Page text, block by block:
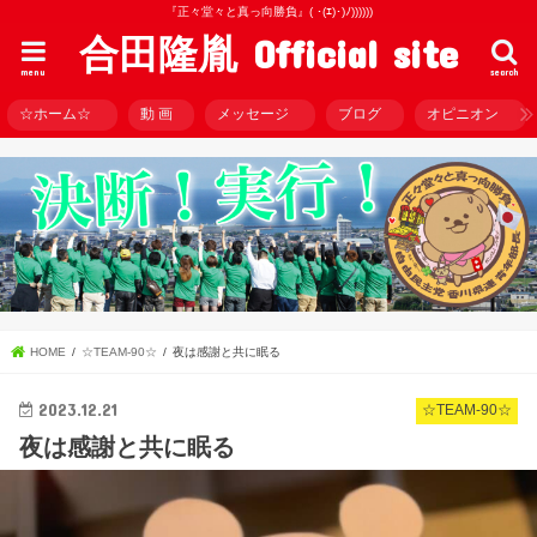
『正々堂々と真っ向勝負』( ･(ｴ)･)ﾉ))))))
合田隆胤 Official site search
menu
☆ホーム☆ 動 画 メッセージ ブログ オピニオン
HOME ☆TEAM-90☆ 夜は感謝と共に眠る
☆TEAM-90☆
2023.12.21
夜は感謝と共に眠る